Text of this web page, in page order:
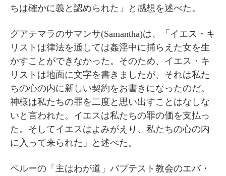
ちは確かに義と認められた」と感想を述べた。
グアテマラのサマンサ(Samantha)は、「イエス・キ
リストは律法を通しては姦淫中に捕らえた女を生
かすことができなかった。そのため、イエス・キ
リストは地面に文字を書きましたが、それは私た
ちの心の内に新しい契約をお書きになったのだ。
神様は私たちの罪を二度と思い出すことはなしな
いと言われた。イエスは私たちの罪の価を支払っ
た。そしてイエスはよみがえり、私たちの心の内
に入って来られた」と述べた。
ペルーの「主はわが道」バプテスト教会のエバ・